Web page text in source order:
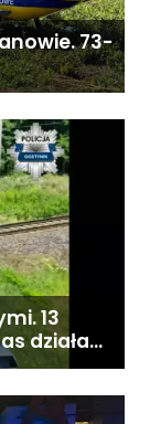
73-
13
działań